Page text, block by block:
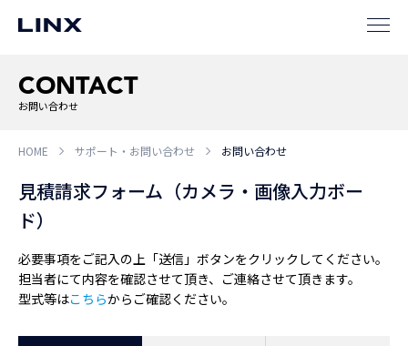
企業情報
CONTACT
お問い合わせ
HOME サポート・お問い合わせ お問い合わせ
見積請求フォーム（カメラ・画像入力ボー
ド）
必要事項をご記入の上「送信」ボタンをクリックしてください。
担当者にて内容を確認させて頂き、ご連絡させて頂きます。
型式等はこちらからご確認ください。